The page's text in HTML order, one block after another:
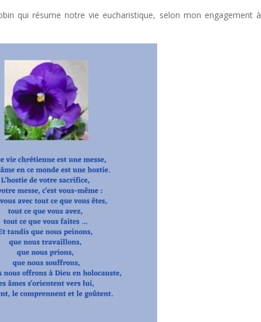
qui résume notre vie eucharistique, selon mon engagement à